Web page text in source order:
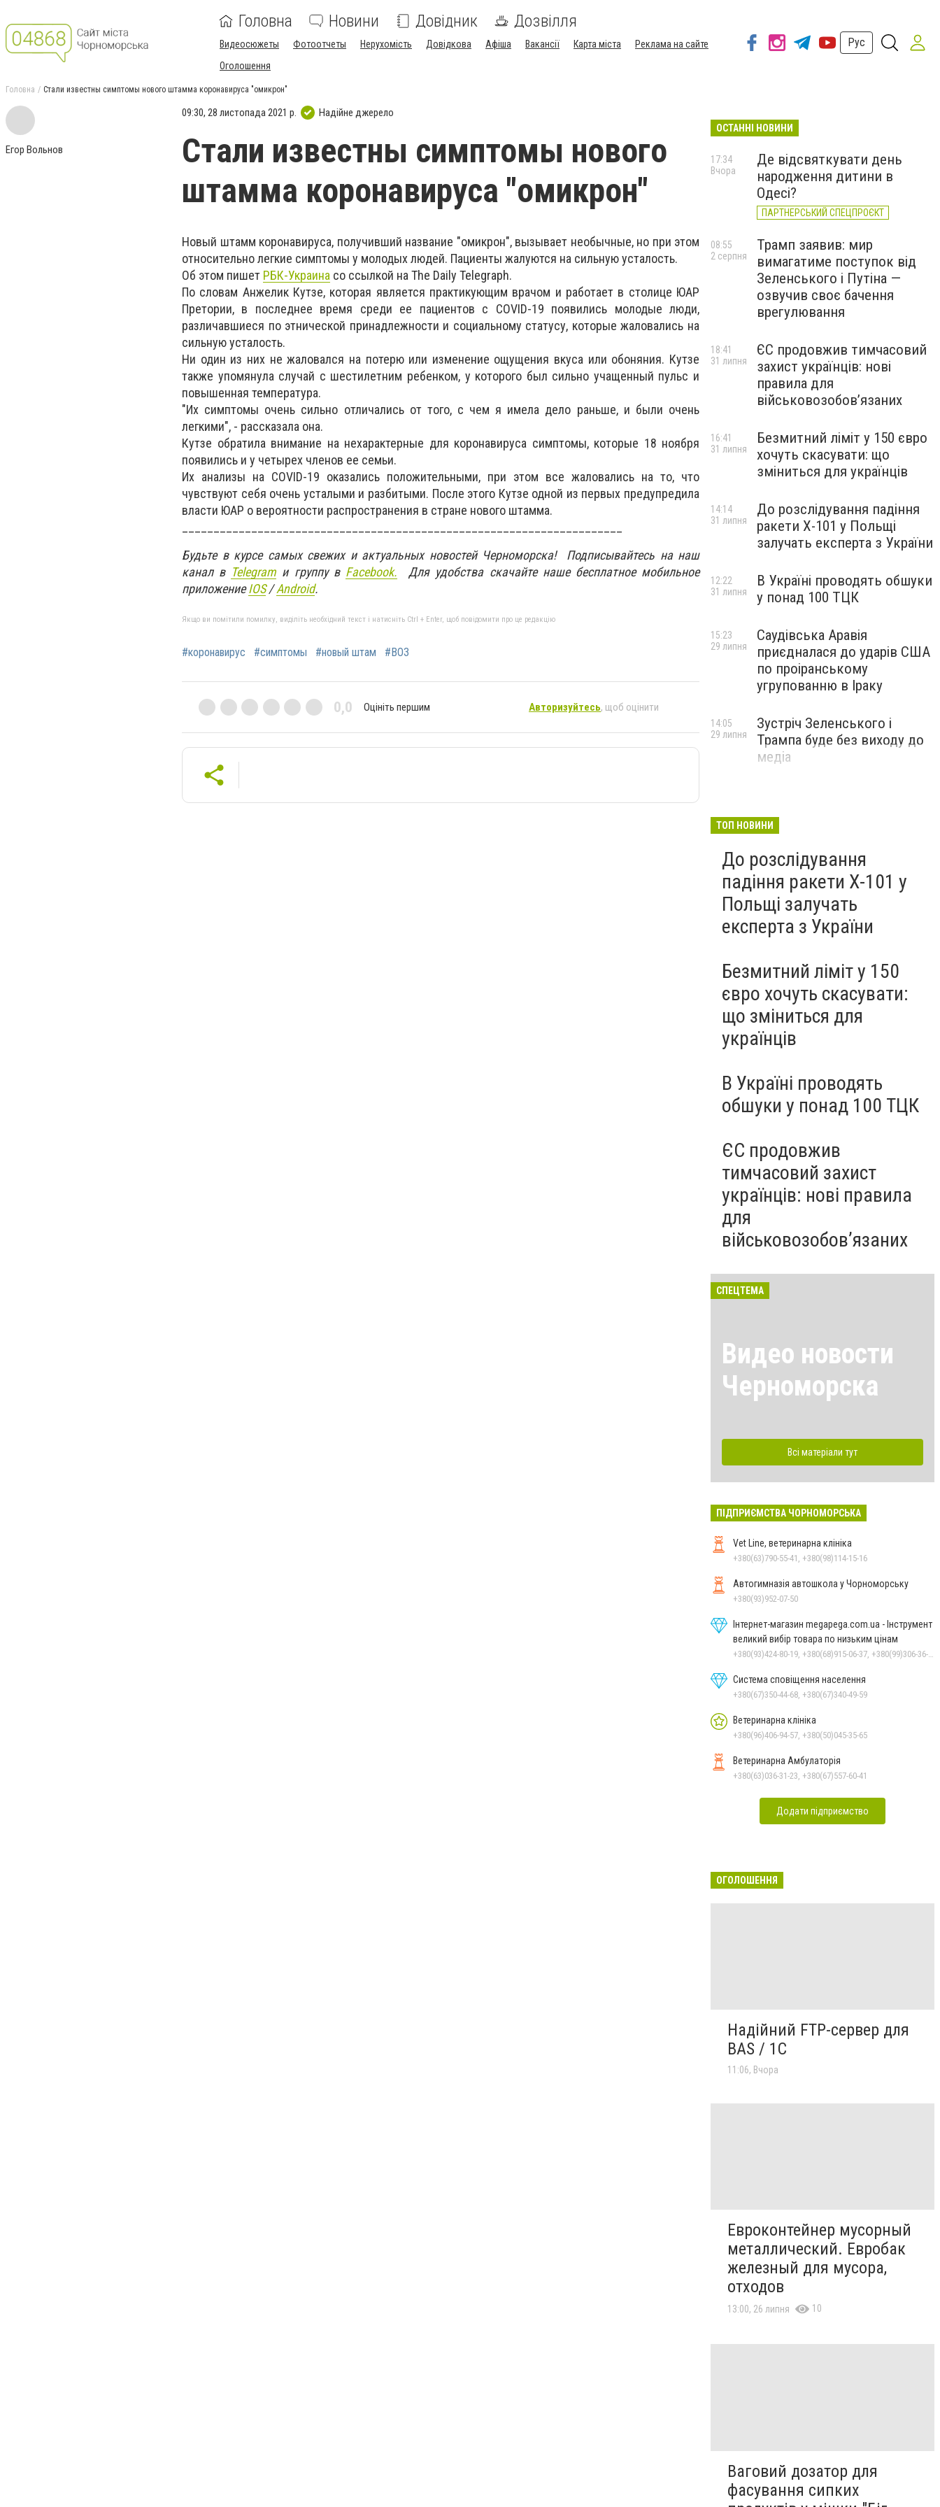
Головна Новини Довідник Дозвілля
Видеосюжеты Фотоотчеты Нерухомість Довідкова Афіша Вакансії Карта міста
Реклама на сайте
Оголошення
Рус
Головна Стали известны симптомы нового штамма коронавируса "омикрон"
Егор Вольнов
09:30, 28 листопада 2021 р. Надійне джерело
Стали известны симптомы нового
штамма коронавируса "омикрон"
Новый штамм коронавируса, получивший название "омикрон", вызывает необычные, но при этом
относительно легкие симптомы у молодых людей. Пациенты жалуются на сильную усталость.
Об этом пишет РБК-Украина со ссылкой на The Daily Telegraph.
По словам Анжелик Кутзе, которая является практикующим врачом и работает в столице ЮАР
Претории, в последнее время среди ее пациентов с COVID-19 появились молодые люди,
различавшиеся по этнической принадлежности и социальному статусу, которые жаловались на
сильную усталость.
Ни один из них не жаловался на потерю или изменение ощущения вкуса или обоняния. Кутзе
также упомянула случай с шестилетним ребенком, у которого был сильно учащенный пульс и
повышенная температура.
"Их симптомы очень сильно отличались от того, с чем я имела дело раньше, и были очень
легкими", - рассказала она.
Кутзе обратила внимание на нехарактерные для коронавируса симптомы, которые 18 ноября
появились и у четырех членов ее семьи.
Их анализы на COVID-19 оказались положительными, при этом все жаловались на то, что
чувствуют себя очень усталыми и разбитыми. После этого Кутзе одной из первых предупредила
власти ЮАР о вероятности распространения в стране нового штамма.
Будьте в курсе самых свежих и актуальных новостей Черноморска! Подписывайтесь на наш
канал в Telegram и группу в Facebook. Для удобства скачайте наше бесплатное мобильное
приложениеIOS/Android.
Якщо ви помітили помилку, виділіть необхідний текст і натисніть Ctrl + Enter, щоб повідомити про це редакцію
#коронавирус #симптомы #новый штам #ВОЗ
0,0 Оцініть першим Авторизуйтесь, щоб оцінити
ОСТАННІ НОВИНИ
Де відсвяткувати день
народження дитини в
Одесі?
ПАРТНЕРСЬКИЙ СПЕЦПРОЄКТ
17:34
Вчора
Трамп заявив: мир
вимагатиме поступок від
Зеленського і Путіна —
озвучив своє бачення
врегулювання
08:55
2 серпня
ЄС продовжив тимчасовий
захист українців: нові
правила для
військовозобов’язаних
18:41
31 липня
Безмитний ліміт у 150 євро
хочуть скасувати: що
зміниться для українців
16:41
31 липня
До розслідування падіння
ракети Х-101 у Польщі
залучать експерта з України
14:14
31 липня
В Україні проводять обшуки
у понад 100 ТЦК
12:22
31 липня
Саудівська Аравія
приєдналася до ударів США
по проіранському
угрупованню в Іраку
15:23
29 липня
Зустріч Зеленського і
Трампа буде без виходу до
медіа
14:05
29 липня
ТОП НОВИНИ
До розслідування
падіння ракети Х-101 у
Польщі залучать
експерта з України
Безмитний ліміт у 150
євро хочуть скасувати:
що зміниться для
українців
В Україні проводять
обшуки у понад 100 ТЦК
ЄС продовжив
тимчасовий захист
українців: нові правила
для
військовозобов’язаних
СПЕЦТЕМА
Видео новости
Черноморска
Всі матеріали тут
ПІДПРИЄМСТВА ЧОРНОМОРСЬКА
Vet Line, ветеринарна клініка
+380(63)790-55-41, +380(98)114-15-16
Автогимназія автошкола у Чорноморську
+380(93)952-07-50
Інтернет-магазин megapega.com.ua - Інструмент
великий вибір товара по низьким цінам
Система сповіщення населення
+380(67)350-44-68, +380(67)340-49-59
Ветеринарна клініка
+380(96)406-94-57, +380(50)045-35-65
Ветеринарна Амбулаторія
+380(63)036-31-23, +380(67)557-60-41
Додати підприємство
ОГОЛОШЕННЯ
Надійний FTP-сервер для
BAS / 1C
11:06, Вчора
Евроконтейнер мусорный
металлический. Евробак
железный для мусора,
отходов
13:00, 26 липня 10
Ваговий дозатор для
фасування сипких